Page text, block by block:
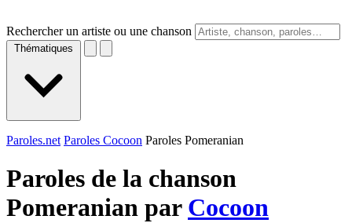
Rechercher un artiste ou une chanson
Thématiques
Paroles.net Paroles Cocoon Paroles Pomeranian
Paroles de la chanson
Pomeranian par Cocoon